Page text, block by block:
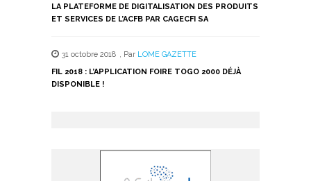
LA PLATEFORME DE DIGITALISATION DES PRODUITS
ET SERVICES DE L’ACFB PAR CAGECFI SA
31 octobre 2018 Par LOME GAZETTE
FIL 2018 : L’APPLICATION FOIRE TOGO 2000 DÉJÀ
DISPONIBLE !